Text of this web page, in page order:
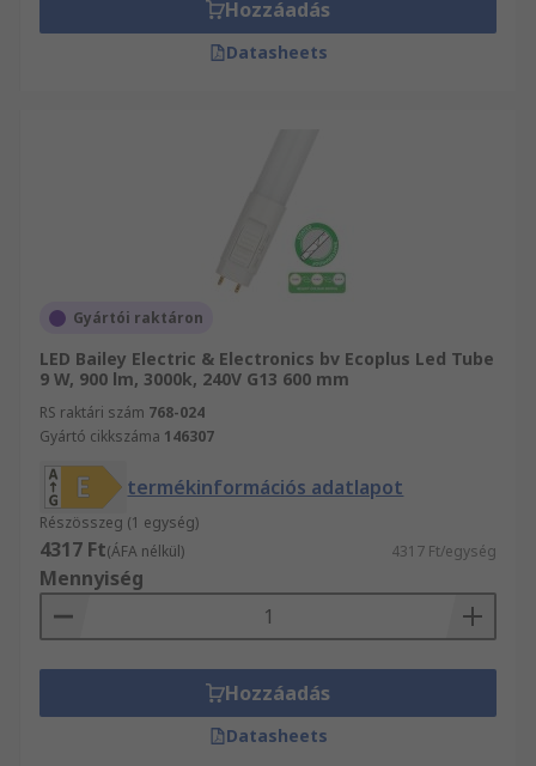
Hozzáadás
Datasheets
Gyártói raktáron
LED Bailey Electric & Electronics bv Ecoplus Led Tube
9 W, 900 lm, 3000k, 240V G13 600 mm
RS raktári szám 768-024
Gyártó cikkszáma 146307
termékinformációs adatlapot
Részösszeg (1 egység)
4317 Ft(ÁFA nélkül) 4317 Ft/egység
Mennyiség
Hozzáadás
Datasheets